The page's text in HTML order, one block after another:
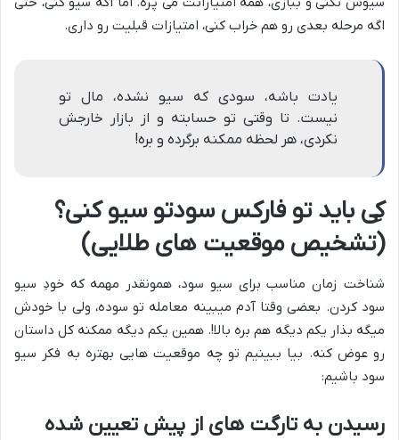
اگه مرحله بعدی رو هم خراب کنی، امتیازات قبلیت رو داری.
یادت باشه، سودی که سیو نشده، مال تو
نیست. تا وقتی تو حسابته و از بازار خارجش
نکردی، هر لحظه ممکنه برگرده و بره!
کِی باید تو فارکس سودتو سیو کنی؟
(تشخیص موقعیت های طلایی)
شناخت زمان مناسب برای سیو سود، همونقدر مهمه که خودِ سیو
سود کردن. بعضی وقتا آدم میبینه معامله تو سوده، ولی با خودش
میگه بذار یکم دیگه هم بره بالا!. همین یکم دیگه ممکنه کل داستان
رو عوض کنه. بیا ببینیم تو چه موقعیت هایی بهتره به فکر سیو
سود باشیم:
رسیدن به تارگت های از پیش تعیین شده